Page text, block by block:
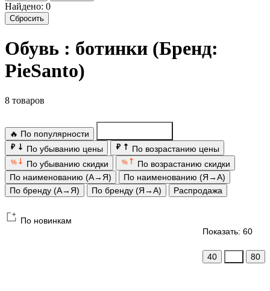
Найдено: 0
Сбросить
Обувь : ботинки (Бренд:
PieSanto)
8 товаров
🔥 По популярности
₽ По убыванию цены ₽ По возрастанию цены
% По убыванию скидки %
По возрастанию скидки
По наименованию (А→Я)
По наименованию (Я→А)
По бренду (А→Я)
По бренду (Я→А) Распродажа
По новинкам
Показать: 60
40 80